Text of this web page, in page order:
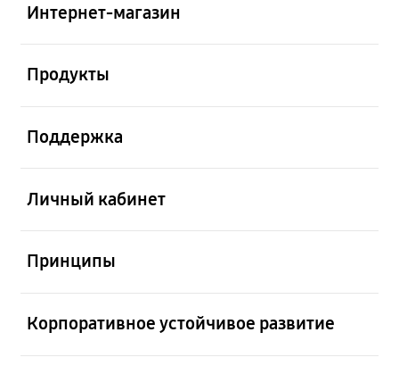
Интернет-магазин
Продукты
Поддержка
Личный кабинет
Принципы
Корпоративное устойчивое развитие